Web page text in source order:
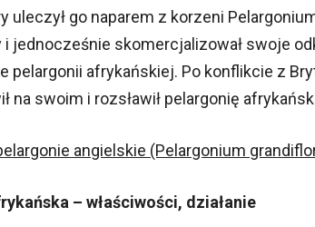
uleczył go naparem z korzeni
jednocześnie skomercjalizował swoje
pelargonii afrykańskiej. Po konflikcie z
na swoim i rozsławił pelargonię
angielskie (Pelargonium
– właściwości, działanie